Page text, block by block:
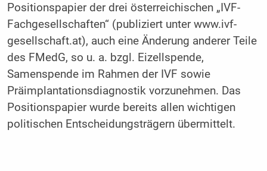
Positionspapier der drei österreichischen „IVF-
Fachgesellschaften“ (publiziert unter www.ivf-
gesellschaft.at), auch eine Änderung anderer Teile
des FMedG, so u. a. bzgl. Eizellspende,
Samenspende im Rahmen der IVF sowie
Präimplantationsdiagnostik vorzunehmen. Das
Positionspapier wurde bereits allen wichtigen
politischen Entscheidungsträgern übermittelt.